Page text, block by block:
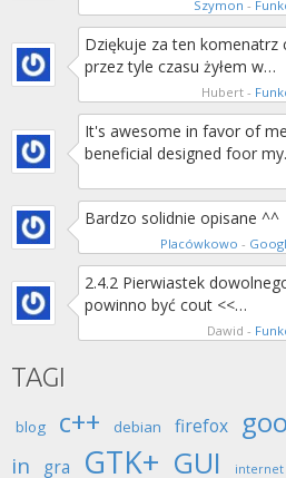
Szymon -
Dziękuje za ten komenatrz
przez tyle czasu żyłem w…
Hubert -
It's awesome in favor of
beneficial designed foor
Bardzo solidnie opisane ^^
Placówkowo -
2.4.2 Pierwiastek
powinno być cout <<…
Dawid -
TAGI
blog c++ debian firefox
in
gra GTK+ GUI internet